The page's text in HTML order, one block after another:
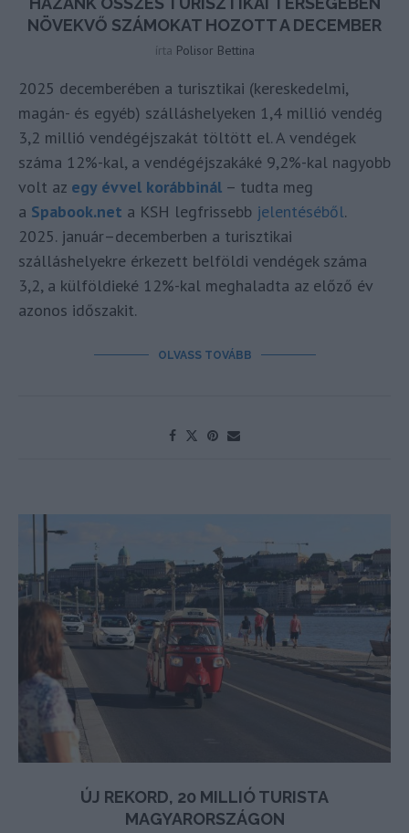
NÖVEKVŐ SZÁMOKAT HOZOTT A DECEMBER
írta Polisor Bettina
2025 decemberében a turisztikai (kereskedelmi,
magán- és egyéb) szálláshelyeken 1,4 millió vendég
3,2 millió vendégéjszakát töltött el. A vendégek
száma 12%-kal, a vendégéjszakáké 9,2%-kal nagyobb
volt az egy évvel korábbinál – tudta meg
a Spabook.net a KSH legfrissebb jelentéséből.
2025. január–decemberben a turisztikai
szálláshelyekre érkezett belföldi vendégek száma
3,2, a külföldieké 12%-kal meghaladta az előző év
azonos időszakit.
OLVASS TOVÁBB
ÚJ REKORD, 20 MILLIÓ TURISTA
MAGYARORSZÁGON